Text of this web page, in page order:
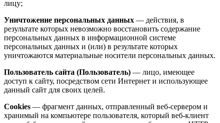
лицу;
Уничтожение персональных данных — действия, в
результате которых невозможно восстановить содержание
персональных данных в информационной системе
персональных данных и (или) в результате которых
уничтожаются материальные носители персональных данных.
Пользователь сайта (Пользователь) — лицо, имеющее
доступ к сайту, посредством сети Интернет и использующее
данный сайт для своих целей.
Cookies — фрагмент данных, отправленный веб-сервером и
хранимый на компьютере пользователя, который веб-клиент